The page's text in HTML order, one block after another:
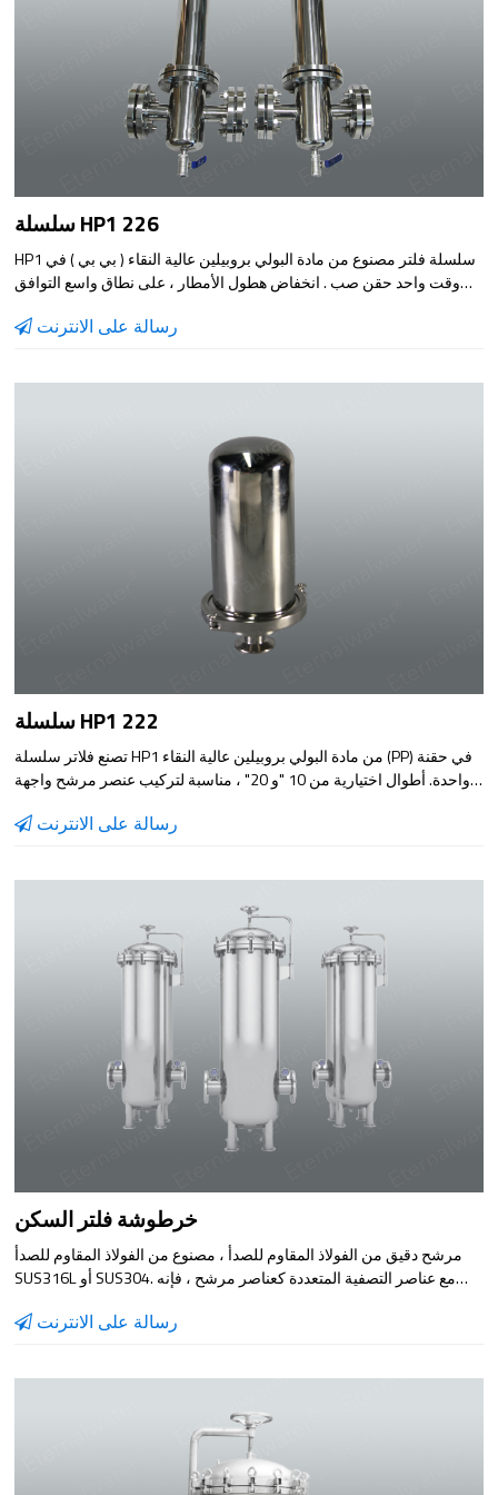
سلسلة HP1 226
HP1 سلسلة فلتر مصنوع من مادة البولي بروبيلين عالية النقاء ( بي بي ) في
وقت واحد حقن صب . انخفاض هطول الأمطار ، على نطاق واسع التوافق
مختلف السوائل .
رسالة على الانترنت
سلسلة HP1 222
تصنع فلاتر سلسلة HP1 من مادة البولي بروبيلين عالية النقاء (PP) في حقنة
واحدة. أطوال اختيارية من 10 "و 20" ، مناسبة لتركيب عنصر مرشح واجهة
رسالة على الانترنت
خرطوشة فلتر السكن
مرشح دقيق من الفولاذ المقاوم للصدأ ، مصنوع من الفولاذ المقاوم للصدأ
SUS316L أو SUS304. مع عناصر التصفية المتعددة كعناصر مرشح ، فإنه
ومقاومة الأحماض والقلويات ، ومقاومة التآكل ، والتنظيف المريح. من أجل
من نوع المرشح قبل يدخل ماء التناضح العكسي إلى الماء. إنها معدات
ترشيح مثالية للطب الحيوي والبيرة والمشروبات والصناعات الكيماوية
ومعالجة المياه والصناعات الأخرى
رسالة على الانترنت